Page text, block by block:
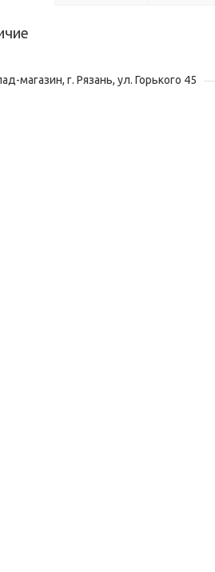
магазин, г. Рязань, ул. Горького 45